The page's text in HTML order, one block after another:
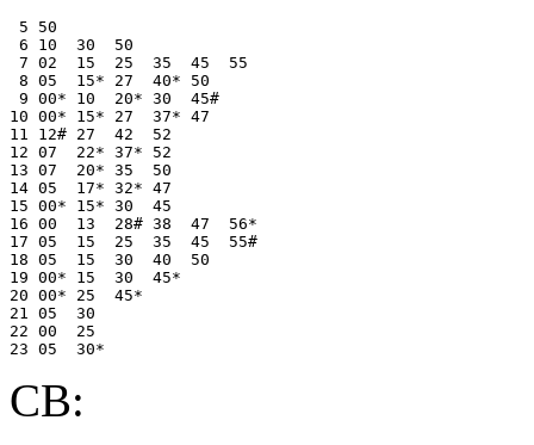
5 50
6 10  30  50
7 02  15  25  35  45  55
8 05  15* 27  40* 50
9 00* 10  20* 30  45#
10 00* 15* 27  37* 47
11 12# 27  42  52
12 07  22* 37* 52
13 07  20* 35  50
14 05  17* 32* 47
15 00* 15* 30  45
16 00  13  28# 38  47  56*
17 05  15  25  35  45  55#
18 05  15  30  40  50
19 00* 15  30  45*
20 00* 25  45*
21 05  30
22 00  25
СВ: